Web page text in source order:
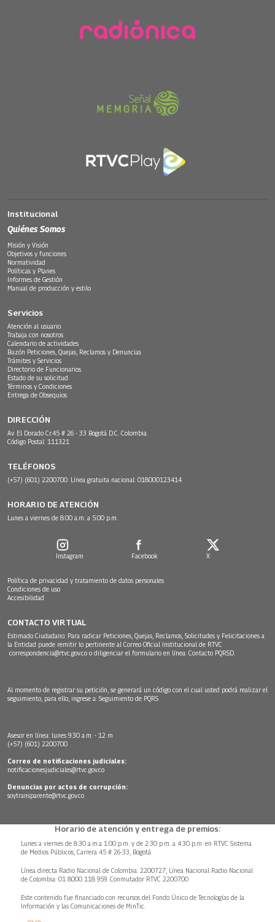
Institucional
Quiénes Somos
Misión y Visión
Objetivos y funciones
Normatividad
Políticas y Planes
Informes de Gestión
Manual de producción y estilo
Servicios
Atención al usuario
Trabaja con nosotros
Calendario de actividades
Buzón Peticiones, Quejas, Reclamos y Denuncias
Trámites y Servicios
Directorio de Funcionarios
Estado de su solicitud
Términos y Condiciones
Entrega de Obsequios
DIRECCIÓN
Av. El Dorado Cr.45 # 26 - 33 Bogotá D.C. Colombia.
Código Postal: 111321
TELÉFONOS
(+57) (601) 2200700. Línea gratuita nacional: 018000123414
HORARIO DE ATENCIÓN
Lunes a viernes de 8:00 a.m. a 5:00 p.m.
Instagram Facebook X
Política de privacidad y tratamiento de datos personales
Condiciones de uso
Accesibilidad
CONTACTO VIRTUAL
Estimado Ciudadano: Para radicar Peticiones, Quejas, Reclamos, Solicitudes y Felicitaciones a
la Entidad puede remitir lo pertinente al Correo Oficial Institucional de RTVC
correspondencia@rtvc.gov.co o diligenciar el formulario en línea: Contacto PQRSD.
Al momento de registrar su petición, se generará un código con el cual usted podrá realizar el
seguimiento, para ello, ingrese a: Seguimiento de PQRS
Asesor en línea: lunes 9:30 a.m. - 12 m
(+57) (601) 2200700
Correo de notificaciones judiciales:
notificacionesjudiciales@rtvc.gov.co
Denuncias por actos de corrupción:
soytransparente@rtvc.gov.co
Horario de atención y entrega de premios:
Lunes a viernes de 8:30 a.m.a 1:00 p.m. y de 2:30 p.m. a 4:30 p.m. en RTVC Sistema
de Medios Públicos, Carrera 45 # 26-33, Bogotá.
Línea directa Radio Nacional de Colombia: 2200727, Línea Nacional Radio Nacional
de Colombia: 01 8000 118 959. Conmutador RTVC 2200700
Este contenido fue financiado con recursos del Fondo Único de Tecnologías de la
Información y las Comunicaciones de MinTic.